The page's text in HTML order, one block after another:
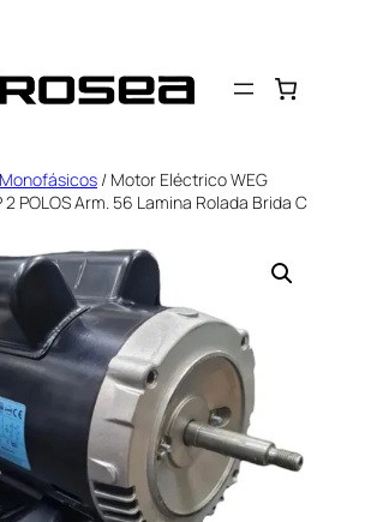
/ Motor Eléctrico WEG
POLOS Arm. 56 Lamina Rolada Brida C